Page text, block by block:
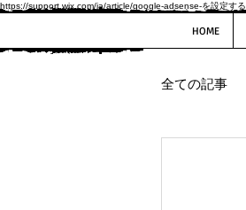
https://support.wix.com/ja/article/google-adsense-を設定する
HOME
全ての記事